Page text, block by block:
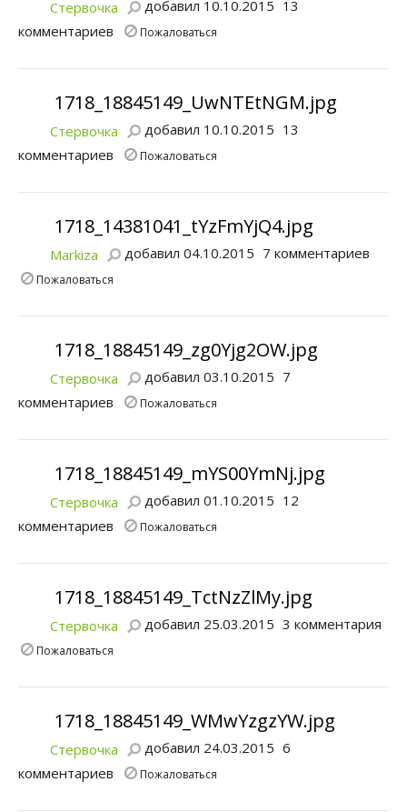
Стервочка добавил 10.10.2015 13
комментариев
Пожаловаться
1718_18845149_UwNTEtNGM.jpg
Стервочка добавил 10.10.2015 13
комментариев
Пожаловаться
1718_14381041_tYzFmYjQ4.jpg
Markiza добавил 04.10.2015 7 комментариев
Пожаловаться
1718_18845149_zg0Yjg2OW.jpg
Стервочка добавил 03.10.2015 7
комментариев
Пожаловаться
1718_18845149_mYS00YmNj.jpg
Стервочка добавил 01.10.2015 12
комментариев
Пожаловаться
1718_18845149_TctNzZlMy.jpg
Стервочка добавил 25.03.2015 3 комментария
Пожаловаться
1718_18845149_WMwYzgzYW.jpg
Стервочка добавил 24.03.2015 6
комментариев
Пожаловаться